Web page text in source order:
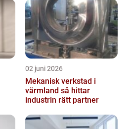
02 juni 2026
Mekanisk verkstad i
värmland så hittar
industrin rätt partner